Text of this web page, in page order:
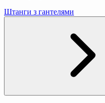
Штанги з гантелями